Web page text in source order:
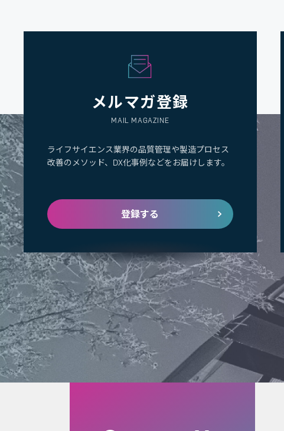
メルマガ登録
MAIL MAGAZINE
ライフサイエンス業界の品質管理や製造プロセス
改善のメソッド、DX化事例などをお届けします。
登録する